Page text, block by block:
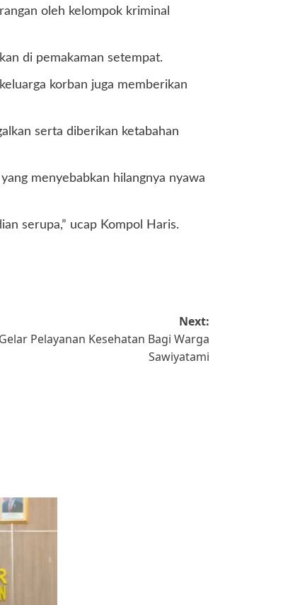
oleh kelompok kriminal
di pemakaman setempat.
korban juga memberikan
serta diberikan ketabahan
menyebabkan hilangnya nyawa
serupa,” ucap Kompol Haris.
Next:
Pelayanan Kesehatan Bagi Warga
Sawiyatami